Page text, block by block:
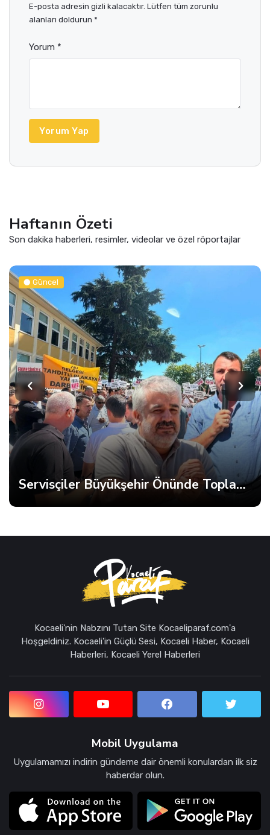
E-posta adresin gizli kalacaktır. Lütfen tüm zorunlu
alanları doldurun *
Yorum *
Yorum Yap
Haftanın Özeti
Son dakika haberleri, resimler, videolar ve özel röportajlar
Güncel
Servisçiler Büyükşehir Önünde Toplandı, Gerginlik Yaşandı
Kocaeli'nin Nabzını Tutan Site Kocaeliparaf.com'a
Hoşgeldiniz. Kocaeli'in Güçlü Sesi, Kocaeli Haber, Kocaeli
Haberleri, Kocaeli Yerel Haberleri
Mobil Uygulama
Uygulamamızı indirin gündeme dair önemli konulardan ilk siz
haberdar olun.